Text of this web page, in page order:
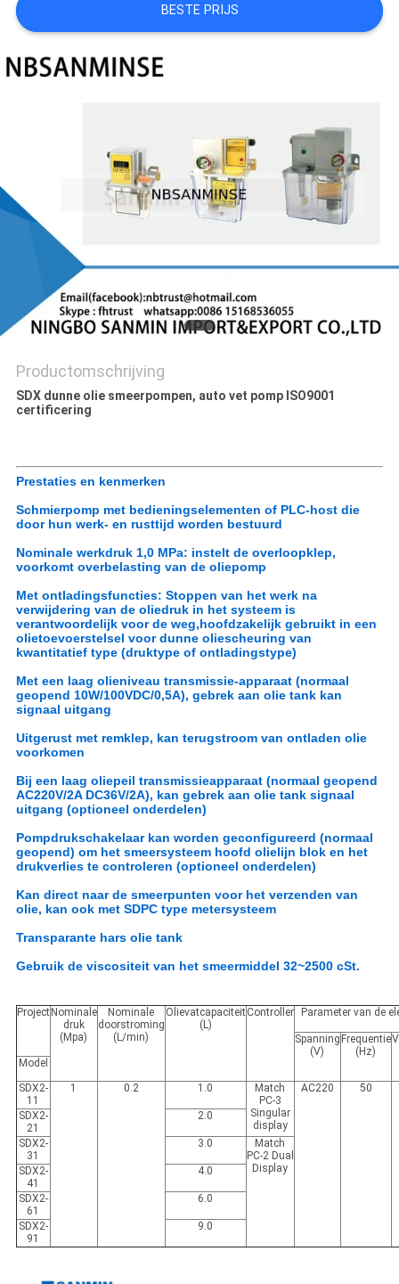
PRIVACYBELEIDBESTE PRIJS
Productomschrijving
SDX dunne olie smeerpompen, auto vet pomp ISO9001
certificering
Prestaties en kenmerken
Schmierpomp met bedieningselementen of PLC-host die
door hun werk- en rusttijd worden bestuurd
Nominale werkdruk 1,0 MPa: instelt de overloopklep,
voorkomt overbelasting van de oliepomp
Met ontladingsfuncties: Stoppen van het werk na
verwijdering van de oliedruk in het systeem is
verantwoordelijk voor de weg,hoofdzakelijk gebruikt in een
olietoevoerstelsel voor dunne oliescheuring van
kwantitatief type (druktype of ontladingstype)
Met een laag olieniveau transmissie-apparaat (normaal
geopend 10W/100VDC/0,5A), gebrek aan olie tank kan
signaal uitgang
Uitgerust met remklep, kan terugstroom van ontladen olie
voorkomen
Bij een laag oliepeil transmissieapparaat (normaal geopend
AC220V/2A DC36V/2A), kan gebrek aan olie tank signaal
uitgang (optioneel onderdelen)
Pompdrukschakelaar kan worden geconfigureerd (normaal
geopend) om het smeersysteem hoofd olielijn blok en het
drukverlies te controleren (optioneel onderdelen)
Kan direct naar de smeerpunten voor het verzenden van
olie, kan ook met SDPC type metersysteem
Transparante hars olie tank
Gebruik de viscositeit van het smeermiddel 32~2500 cSt.
Project Nominale
druk
(Mpa)
Nominale
doorstroming
(L/min)
Olievatcapaciteit
(L)
Controller Parameter van de
Spanning
(V)
Frequentie
(Hz)
Model
SDX2-
11
1 0.2 1.0
Match
PC-3
Singular
display
AC220 50
SDX2-
21
2.0
SDX2-
31
3.0
Match
PC-2 Dual
Display
SDX2-
41
4.0
SDX2-
61
6.0
SDX2-
91
9.0